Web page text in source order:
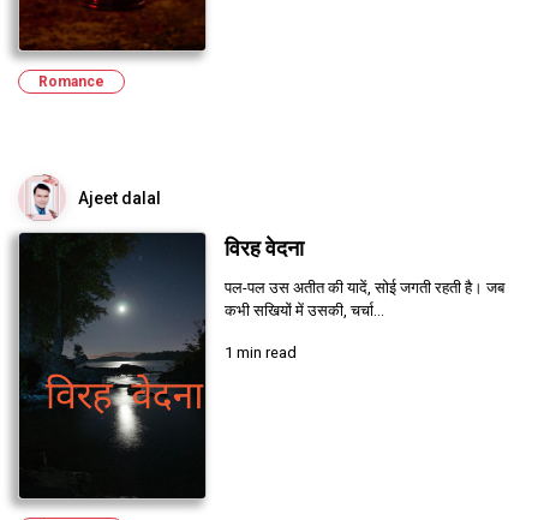
Romance
Ajeet dalal
विरह वेदना
पल-पल उस अतीत की यादें, सोई जगती रहती है। जब
कभी सखियों में उसकी, चर्चा...
1 min read